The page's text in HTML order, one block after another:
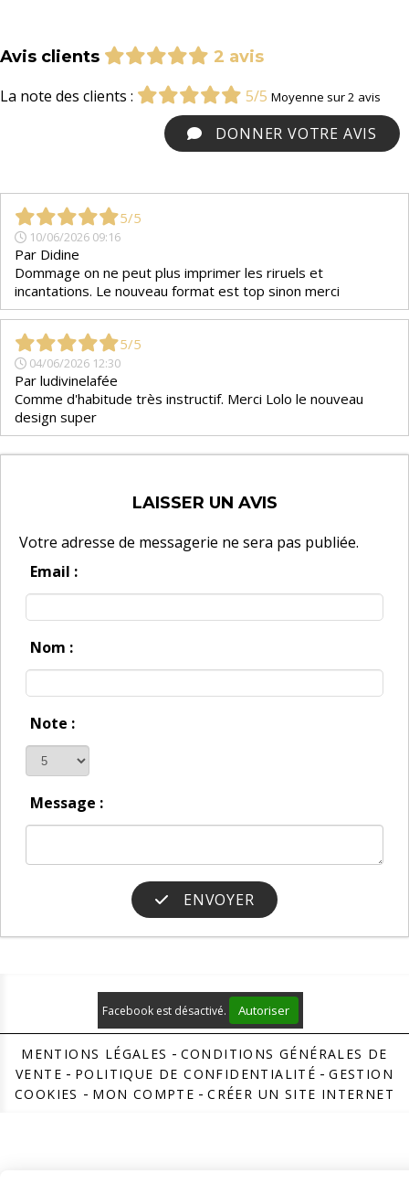
Avis clients
2 avis
La note des clients :
5/5 Moyenne sur 2 avis
DONNER VOTRE AVIS
5/5
10/06/2026 09:16
Par Didine
Dommage on ne peut plus imprimer les riruels et
incantations. Le nouveau format est top sinon merci
5/5
04/06/2026 12:30
Par ludivinelafée
Comme d'habitude très instructif. Merci Lolo le nouveau
design super
LAISSER UN AVIS
Votre adresse de messagerie ne sera pas publiée.
Email :
Nom :
Note :
Message :
ENVOYER
Facebook est désactivé. Autoriser
MENTIONS LÉGALES
CONDITIONS GÉNÉRALES DE
VENTE
POLITIQUE DE CONFIDENTIALITÉ
GESTION
COOKIES
MON COMPTE CRÉER UN SITE INTERNET